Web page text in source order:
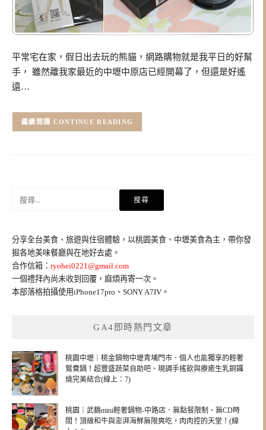
平常宅在家，假日出去玩的熊貓，網路購物就是我平日的好幫
手， 雖然離我家最近的中壢中原店已經開幕了，但還是好遙
遠…
CONTINUE READING
字:
分享全台美食、旅遊與住宿體驗，以桃園美食、中壢美食為主，帶你發
掘各地美味餐廳與在地好去處。
合作信箱： ryohei0221@gmail.com
一個禮拜內尚未收到回覆，麻煩再寄一次。
本部落格拍攝使用iPhone17pro、SONY A7IV。
GA4即時熱門文章
桃園中壢｜桃金鍋物中壢青埔門市．個人也能獨享的輕奢
鴛鴦鍋！超豐盛蔬菜自助吧、現調手搖飲與療癒生乳銅鑼
燒完美結合(線上：7)
桃園｜武鶴mini輕奢鍋物-中路店．無點餐限制、無CD時
間！頂級和牛與澎湃海鮮無限爽吃，肉肉控的天堂！(線